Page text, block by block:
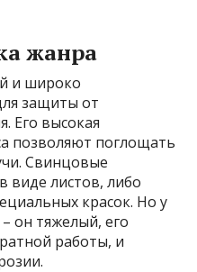
жанра
и широко
защиты от
Его высокая
позволяют поглощать
Свинцовые
виде листов, либо
красок. Но у
он тяжелый, его
работы, и